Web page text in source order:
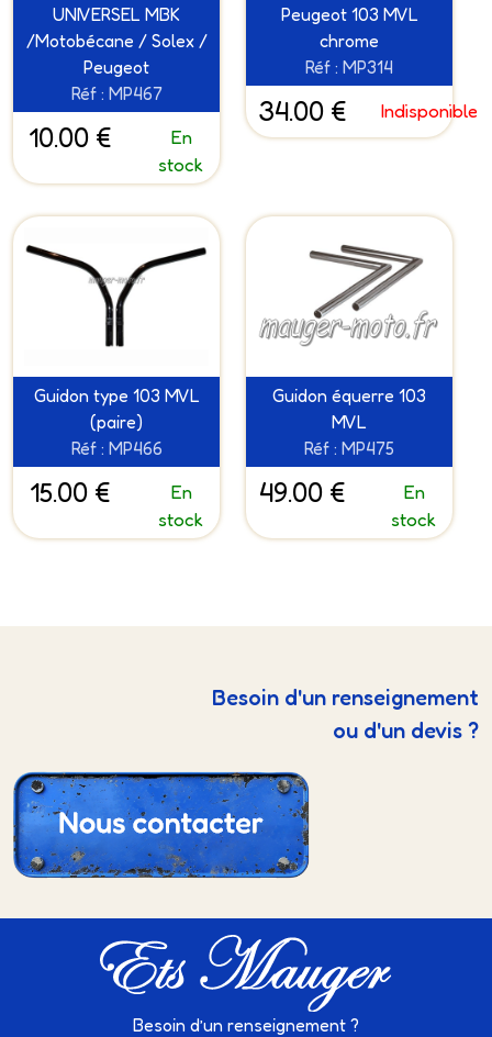
UNIVERSEL MBK
/Motobécane / Solex /
Peugeot
Réf : MP467
10.00 €
En
stock
Peugeot 103 MVL
chrome
Réf : MP314
34.00 € Indisponible
Guidon type 103 MVL
(paire)
Réf : MP466
15.00 €
En
stock
Guidon équerre 103
MVL
Réf : MP475
49.00 €
En
stock
Besoin d'un renseignement
ou d'un devis ?
Besoin d’un renseignement ?